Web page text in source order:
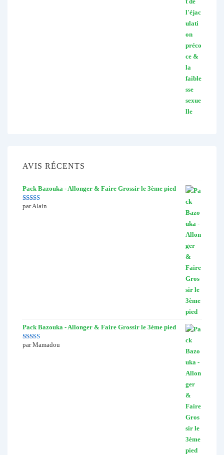
AVIS RÉCENTS
Pack Bazouka - Allonger & Faire Grossir le 3ème pied
Note5sur 5
par Alain
Pack Bazouka - Allonger & Faire Grossir le 3ème pied
Note5sur 5
par Mamadou